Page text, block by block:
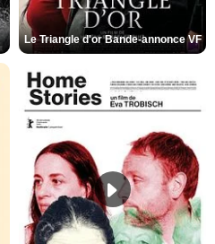
Le Triangle d'or Bande-annonce VF